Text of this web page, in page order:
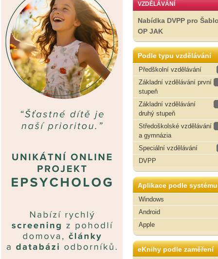
VZDĚLÁVÁNÍ
Nabídka DVPP pro
OP JAK
Podle typu vzdělávání
Předškolní vzdělávání
Základní vzdělávání první
stupeň
Základní vzdělávání
druhý stupeň
Středoškolské vzdělávání
a gymnázia
Speciální vzdělávání
DVPP
Aplikace podle systému
Windows
Android
Apple
eKnihy podle zaměření